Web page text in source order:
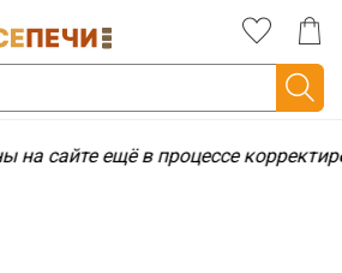
на сайте ещё в процессе